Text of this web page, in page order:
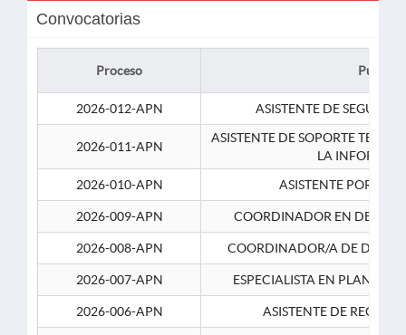
Convocatorias
Proceso Puesto
2026-012-APN ASISTENTE DE
2026-011-APN
ASISTENTE DE SOPORTE
LA
2026-010-APN
ASISTENTE
2026-009-APN COORDINADOR EN
2026-008-APN COORDINADOR/A DE
2026-007-APN ESPECIALISTA EN
2026-006-APN ASISTENTE DE